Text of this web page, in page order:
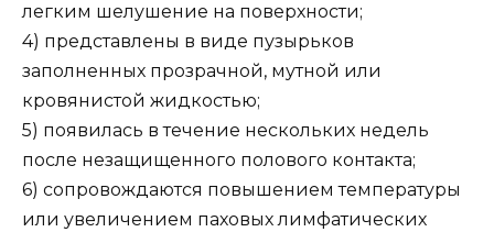
легким шелушение на поверхности;
4) представлены в виде пузырьков
заполненных прозрачной, мутной или
кровянистой жидкостью;
5) появилась в течение нескольких недель
после незащищенного полового контакта;
6) сопровождаются повышением температуры
или увеличением паховых лимфатических